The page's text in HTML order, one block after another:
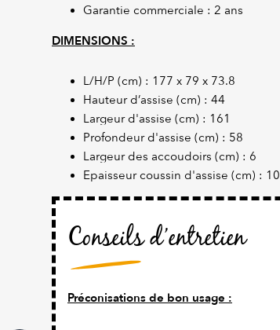
Garantie commerciale : 2 ans
DIMENSIONS :
L/H/P (cm) : 177 x 79 x 73.8
Hauteur d’assise (cm) : 44
Largeur d'assise (cm) : 161
Profondeur d'assise (cm) : 58
Largeur des accoudoirs (cm) : 6
Epaisseur coussin d'assise (cm) : 10
Conseils d’entretien
Préconisations de bon usage :